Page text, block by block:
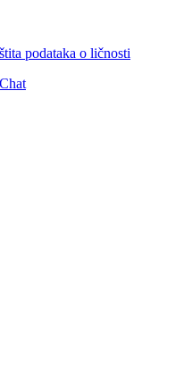
podataka o ličnosti